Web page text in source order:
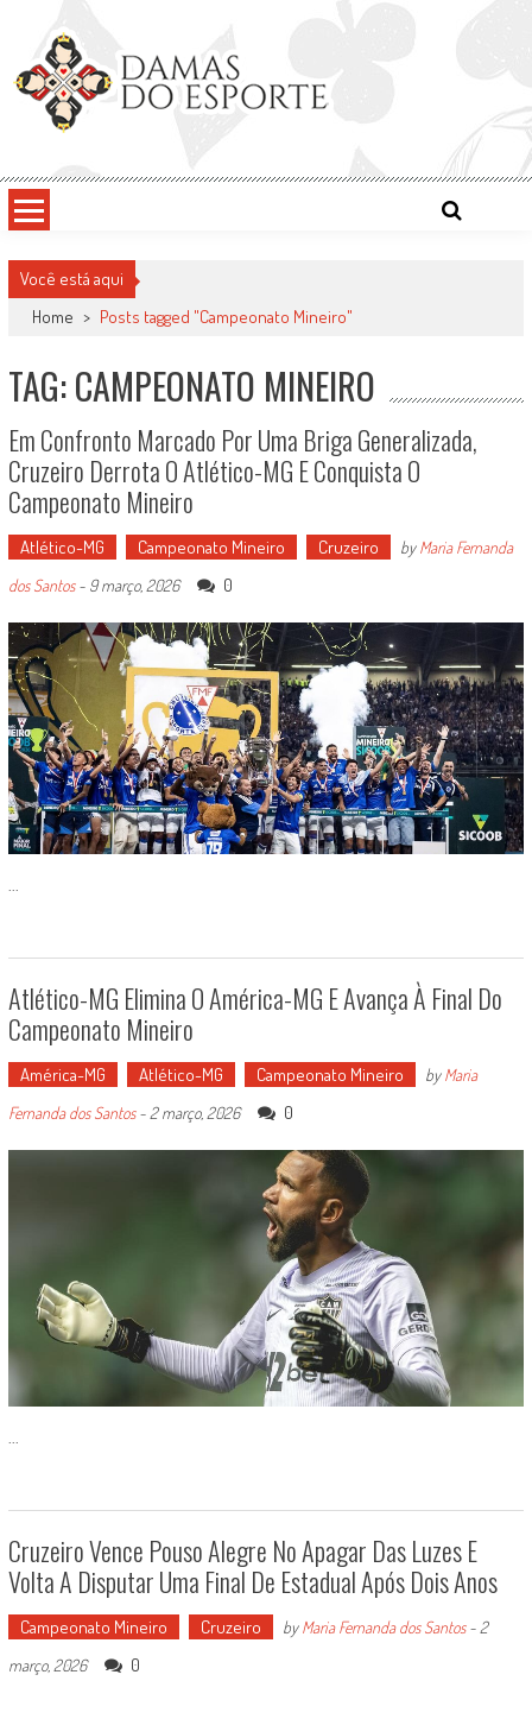
content
Damas do Esporte
Você está aqui
Home > Posts tagged "Campeonato Mineiro"
TAG: CAMPEONATO MINEIRO
Em Confronto Marcado Por Uma Briga Generalizada,
Cruzeiro Derrota O Atlético-MG E Conquista O
Campeonato Mineiro
Atlético-MG Campeonato Mineiro Cruzeiro byMaria Fernanda
dos Santos- 9 março, 2026 0
...
Atlético-MG Elimina O América-MG E Avança À Final Do
Campeonato Mineiro
América-MG Atlético-MG Campeonato Mineiro byMaria
Fernanda dos Santos-2 março, 2026 0
...
Cruzeiro Vence Pouso Alegre No Apagar Das Luzes E
Volta A Disputar Uma Final De Estadual Após Dois Anos
Campeonato Mineiro Cruzeiro byMaria Fernanda dos Santos-2
março, 2026
0